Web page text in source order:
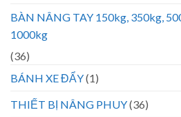
BÀN NÂNG TAY 150kg, 350kg,
1000kg
(36)
BÁNH XE ĐẨY(1)
THIẾT BỊ NÂNG PHUY(36)